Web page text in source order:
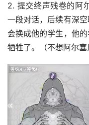
2. 提交终声残卷的阿
一段对话，后续有深
会换成他的学生，他
牺牲了。（不想阿尔塞